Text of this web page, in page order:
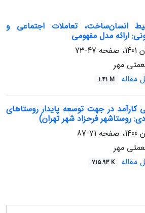
انسان‌ساخت، تعاملات اجتماعی و
ارائه مدل مفهومی
47-73
مهر
مقاله 1.41 M
کارآمد در جهت توسعه پایدار روستاهای
روستاشهر فرحزاد شهر تهران)
71-87
مهر
مقاله 715.93 K